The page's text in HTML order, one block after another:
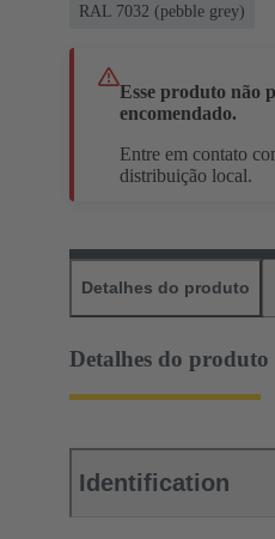
RAL 7032 (pebble grey)
Esse produto não
encomendado.
Entre em contato
distribuição local.
Detalhes do produto
Detalhes do produto
Identification